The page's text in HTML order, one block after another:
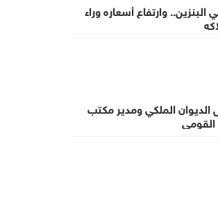
وارتفاع أسعاره وراء
الديوان الملكي ومدير مكتب